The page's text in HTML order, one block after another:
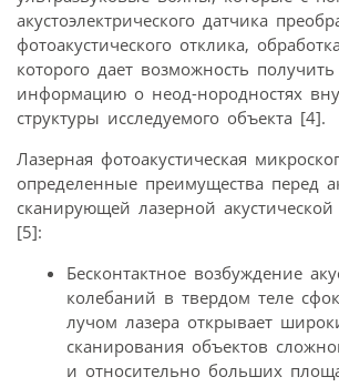
акустоэлектрического датчика
фотоакустического отклика,
которого дает возможность
информацию о неод-нородностях
структуры исследуемого объекта [4].
Лазерная фотоакустическая
определенные преимущества перед
сканирующей лазерной
[5]:
Бесконтактное возбуждение
колебаний в твердом теле
лучом лазера открывает
сканирования объектов
и относительно больших